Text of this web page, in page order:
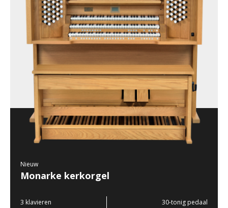
Nieuw
Monarke kerkorgel
3 klavieren 30-tonig pedaal